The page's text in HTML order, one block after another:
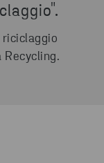
riciclaggio